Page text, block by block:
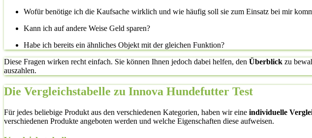
Wofür benötige ich die Kaufsache wirklich und wie häufig soll sie zum Einsatz bei mir
Kann ich auf andere Weise Geld sparen?
Habe ich bereits ein ähnliches Objekt mit der gleichen Funktion?
Diese Fragen wirken recht einfach. Sie können Ihnen jedoch dabei helfen, den Überblick zu
auszahlen.
Die Vergleichstabelle zu Innova Hundefutter Test
Für jedes beliebige Produkt aus den verschiedenen Kategorien, haben wir eine individuelle
verschiedenen Produkte angeboten werden und welche Eigenschaften diese aufweisen.